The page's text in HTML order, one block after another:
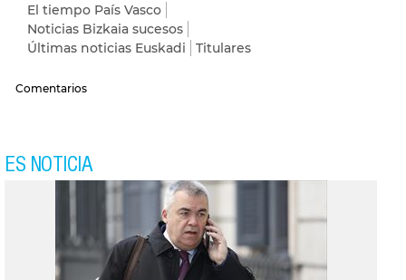
El tiempo País Vasco
Noticias Bizkaia sucesos
Últimas noticias Euskadi
Titulares
Comentarios
ES NOTICIA